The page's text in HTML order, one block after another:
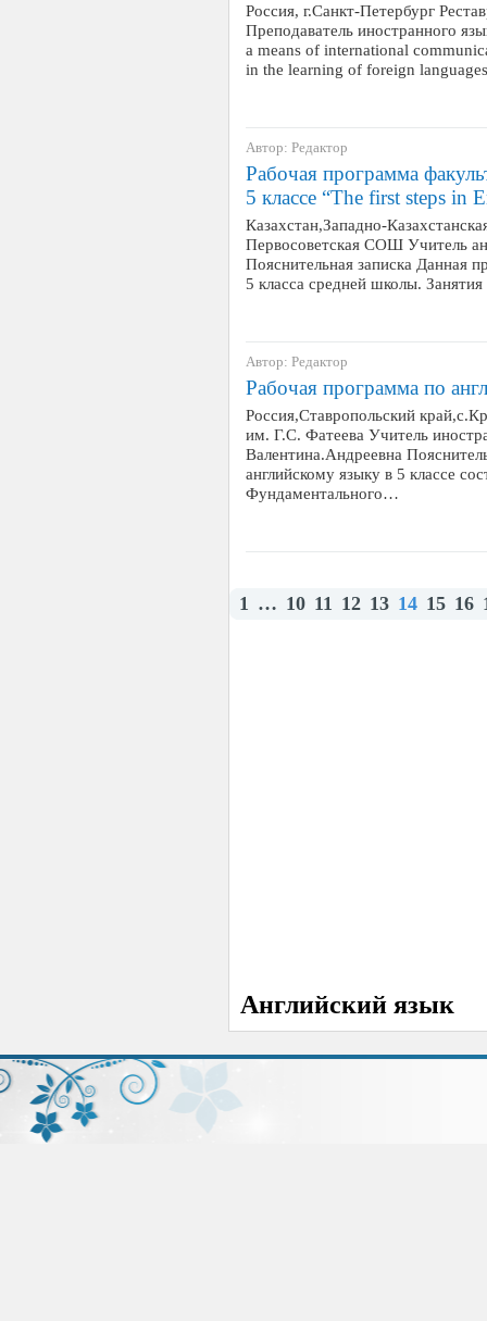
Россия, г.Санкт-Петербург
Преподаватель иностранного
a means of international
in the learning of foreign
Автор: Редактор
Рабочая программа
5 классе “The first steps in
Казахстан,Западно-
Первосоветская СОШ Учитель
Пояснительная записка Данная
5 класса средней школы.
Автор: Редактор
Рабочая программа по
Россия,Ставропольский
им. Г.С. Фатеева Учитель
Валентина.Андреевна
английскому языку в 5 классе
Фундаментального…
1 … 10 11 12 13 14 15 16
Английский язык